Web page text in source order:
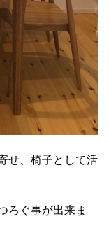
せ、椅子として活
ろぐ事が出来ま